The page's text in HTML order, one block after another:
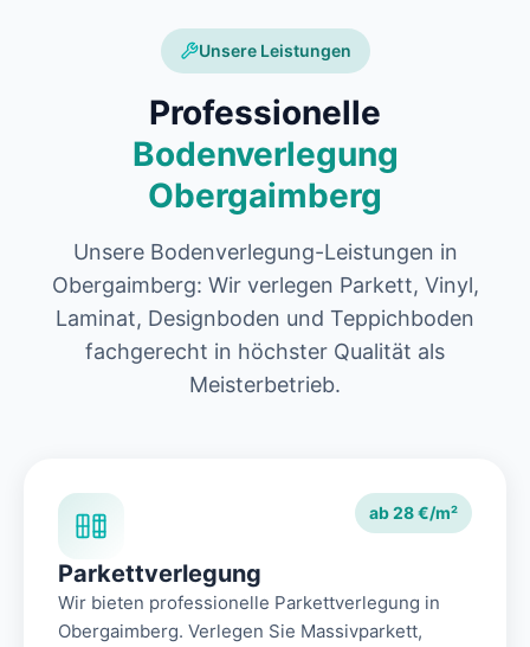
Unsere Leistungen
Professionelle
Bodenverlegung
Obergaimberg
Unsere Bodenverlegung-Leistungen in
Obergaimberg: Wir verlegen Parkett, Vinyl,
Laminat, Designboden und Teppichboden
fachgerecht in höchster Qualität als
Meisterbetrieb.
ab 28 €/m²
Parkettverlegung
Wir bieten professionelle Parkettverlegung in
Obergaimberg. Verlegen Sie Massivparkett,